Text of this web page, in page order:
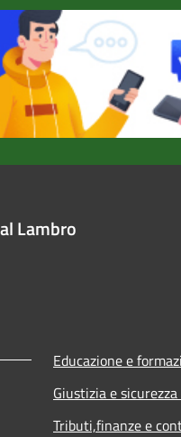
Lambro
Educazione e
Giustizia e
Tributi,finanze e